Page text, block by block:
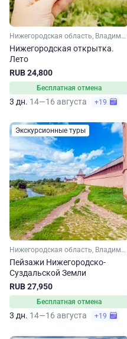
Нижегородская область, Владимирская область
Нижегородская открытка.
Лето
RUB 24,800
Бесплатная отмена
3 дн. 14—16 августа +19
Экскурсионные туры
Нижегородская область, Владимирская область, Золотое кольцо, Малое Золотое кольцо
Пейзажи Нижегородско-
Суздальской Земли
RUB 27,950
Бесплатная отмена
3 дн. 14—16 августа +19